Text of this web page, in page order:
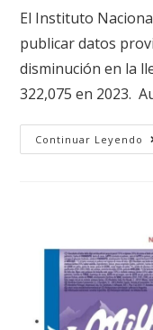
El Instituto
publicar datos
disminución en la
322,075 en 2023.
Continuar Leyendo